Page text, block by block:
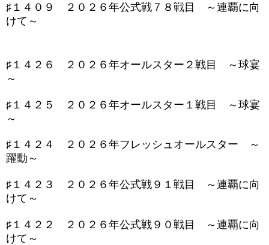
♯１４０９ ２０２６年公式戦７８戦目 ～連覇に向
けて～
♯１４２６ ２０２６年オールスター２戦目 ～球宴
～
♯１４２５ ２０２６年オールスター１戦目 ～球宴
～
♯１４２４ ２０２６年フレッシュオールスター ～
躍動～
♯１４２３ ２０２６年公式戦９１戦目 ～連覇に向
けて～
♯１４２２ ２０２６年公式戦９０戦目 ～連覇に向
けて～